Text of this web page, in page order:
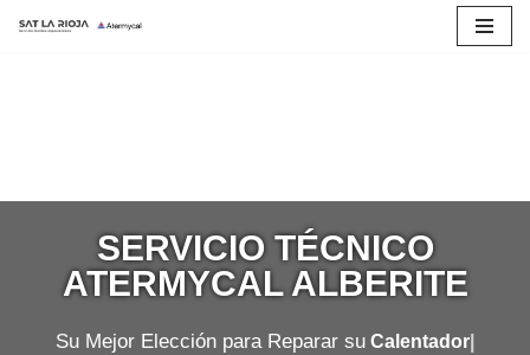
SERVICIO TÉCNICO
ATERMYCAL ALBERITE
Su Mejor Elección para Reparar su Calentador